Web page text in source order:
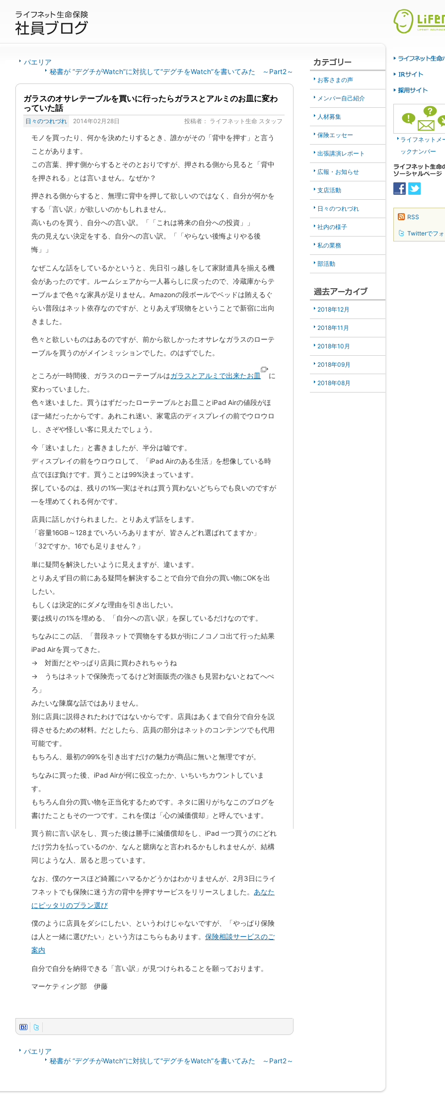
パエリア
秘書が “デグチがWatch”に対抗して“デグチをWatch”を書いてみた ～Part2～
ガラスのオサレテーブルを買いに行ったらガラスとアルミのお皿に変わ
っていた話
日々のつれづれ 2014年02月28日 投稿者： ライフネット生命 スタッフ
モノを買ったり、何かを決めたりするとき、誰かがその「背中を押す」と言う
ことがあります。
この言葉、押す側からするとそのとおりですが、押される側から見ると「背中
を押される」とは言いません。なぜか？
押される側からすると、無理に背中を押して欲しいのではなく、自分が何かを
する「言い訳」が欲しいのかもしれません。
高いものを買う、自分への言い訳。「「これは将来の自分への投資」」
先の見えない決定をする、自分への言い訳。「「やらない後悔よりやる後
悔」」
なぜこんな話をしているかというと、先日引っ越しをして家財道具を揃える機
会があったのです。ルームシェアから一人暮らしに戻ったので、冷蔵庫からテ
ーブルまで色々な家具が足りません。Amazonの段ボールでベッドは賄えるぐ
らい普段はネット依存なのですが、とりあえず現物をということで新宿に出向
きました。
色々と欲しいものはあるのですが、前から欲しかったオサレなガラスのローテ
ーブルを買うのがメインミッションでした。のはずでした。
ところが一時間後、ガラスのローテーブルはガラスとアルミで出来たお皿
に
変わっていました。
色々迷いました。買うはずだったローテーブルとお皿ことiPad Airの値段がほ
ぼ一緒だったからです。あれこれ迷い、家電店のディスプレイの前でウロウロ
し、さぞや怪しい客に見えたでしょう。
今「迷いました」と書きましたが、半分は嘘です。
ディスプレイの前をウロウロして、「iPad Airのある生活」を想像している時
点でほぼ負けです。買うことは99%決まっています。
探しているのは、残りの1%―実はそれは買う買わないどちらでも良いのですが
―を埋めてくれる何かです。
店員に話しかけられました。とりあえず話をします。
「容量16GB～128までいろいろありますが、皆さんどれ選ばれてますか」
「32ですか。16でも足りません？」
単に疑問を解決したいように見えますが、違います。
とりあえず目の前にある疑問を解決することで自分で自分の買い物にOKを出
したい。
もしくは決定的にダメな理由を引き出したい。
要は残りの1%を埋める、「自分への言い訳」を探しているだけなのです。
ちなみにこの話、「普段ネットで買物をする奴が街にノコノコ出て行った結果
iPad Airを買ってきた。
→ 対面だとやっぱり店員に買わされちゃうね
→ うちはネットで保険売ってるけど対面販売の強さも見習わないとねてへぺ
ろ」
みたいな陳腐な話ではありません。
別に店員に説得されたわけではないからです。店員はあくまで自分で自分を説
得させるための材料。だとしたら、店員の部分はネットのコンテンツでも代用
可能です。
もちろん、最初の99%を引き出すだけの魅力が商品に無いと無理ですが。
ちなみに買った後、iPad Airが何に役立ったか、いちいちカウントしていま
す。
もちろん自分の買い物を正当化するためです。ネタに困りがちなこのブログを
書けたこともその一つです。これを僕は「心の減価償却」と呼んでいます。
買う前に言い訳をし、買った後は勝手に減価償却をし、iPad 一つ買うのにどれ
だけ労力を払っているのか、なんと臆病なと言われるかもしれませんが、結構
同じような人、居ると思っています。
なお、僕のケースほど綺麗にハマるかどうかはわかりませんが、2月3日にライ
フネットでも保険に迷う方の背中を押すサービスをリリースしました。 あなた
にピッタリのプラン選び
僕のように店員をダシにしたい、というわけじゃないですが、「やっぱり保険
は人と一緒に選びたい」という方はこちらもあります。 保険相談サービスのご
案内
自分で自分を納得できる「言い訳」が見つけられることを願っております。
マーケティング部 伊藤
パエリア
秘書が “デグチがWatch”に対抗して“デグチをWatch”を書いてみた ～Part2～
お客さまの声
メンバー自己紹介
人材募集
保険エッセー
出張講演レポート
広報・お知らせ
支店活動
日々のつれづれ
社内の様子
私の業務
部活動
2018年12月
2018年11月
2018年10月
2018年09月
2018年08月
ライフネットメ
ックナンバー
RSS
Twitterでフ